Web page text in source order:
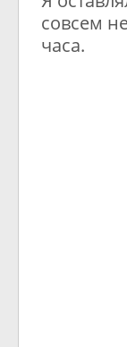
совсем
часа.